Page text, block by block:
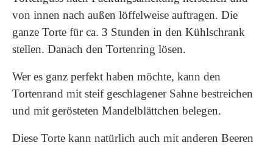
von innen nach außen löffelweise auftragen. Die
ganze Torte für ca. 3 Stunden in den Kühlschrank
stellen. Danach den Tortenring lösen.
Wer es ganz perfekt haben möchte, kann den
Tortenrand mit steif geschlagener Sahne bestreichen
und mit gerösteten Mandelblättchen belegen.
Diese Torte kann natürlich auch mit anderen Beeren